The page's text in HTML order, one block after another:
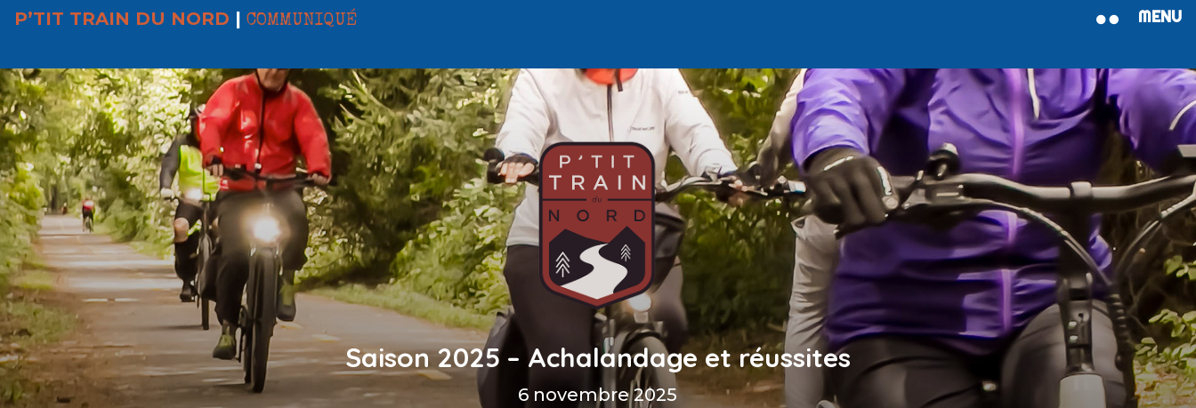
P’TIT TRAIN DU NORD | COMMUNIQUÉ  MENU
Saison 2025 – Achalandage et réussites
6 novembre 2025